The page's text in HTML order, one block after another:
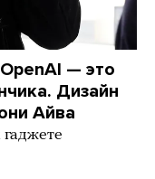
— это
Дизайн
Айва